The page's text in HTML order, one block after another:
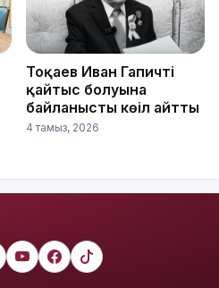
Тоқаев Иван Гапичтің
қайтыс болуына
байланысты көңіл айтты
4 тамыз, 2026